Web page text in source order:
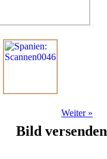
Weiter »
Bild versenden